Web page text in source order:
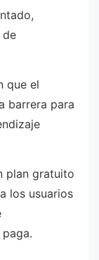
de
que el
barrera para
plan gratuito
los usuarios